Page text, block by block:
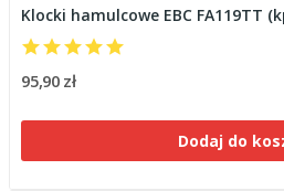
Klocki hamulcowe EBC FA119TT
95,90 zł
Dodaj do